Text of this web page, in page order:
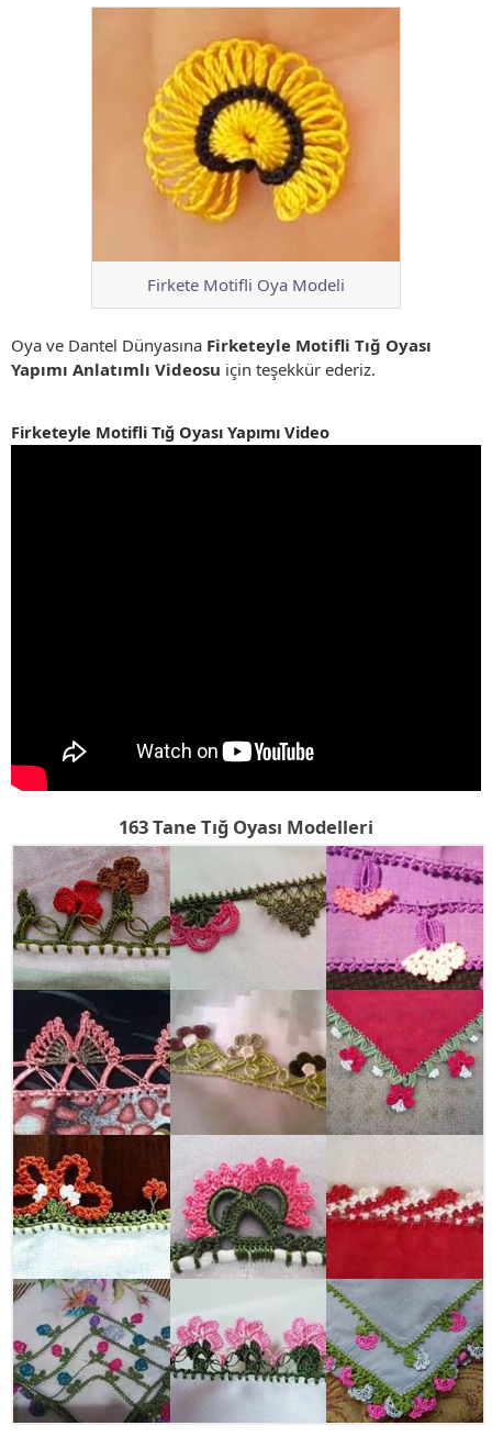
Firkete Motifli Oya Modeli
Oya ve Dantel Dünyasına Firketeyle Motifli Tığ Oyası
Yapımı Anlatımlı Videosu için teşekkür ederiz.
Firketeyle Motifli Tığ Oyası Yapımı Video
163 Tane Tığ Oyası Modelleri